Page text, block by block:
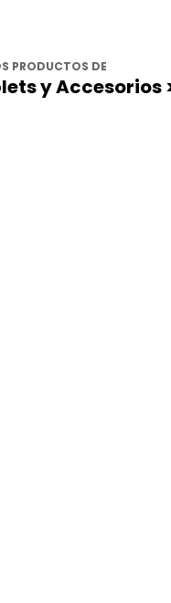
PRODUCTOS DE
y Accesorios